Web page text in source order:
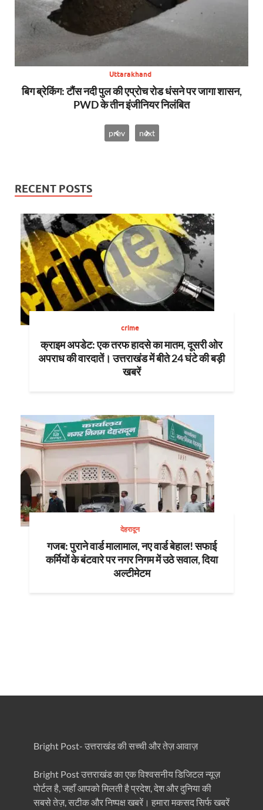
Uttarakhand
बिग ब्रेकिंग: टौंस नदी पुल की एप्रोच रोड धंसने पर जागा शासन,
PWD के तीन इंजीनियर निलंबित
prev next
RECENT POSTS
crime
क्राइम अपडेट: एक तरफ हादसे का मातम, दूसरी ओर
अपराध की वारदातें। उत्तराखंड में बीते 24 घंटे की बड़ी
खबरें
देहरादून
गजब: पुराने वार्ड मालामाल, नए वार्ड बेहाल! सफाई
कर्मियों के बंटवारे पर नगर निगम में उठे सवाल, दिया
अल्टीमेटम
Bright Post- उत्तराखंड की सच्ची और तेज़ आवाज़
Bright Post उत्तराखंड का एक विश्वसनीय डिजिटल न्यूज़
पोर्टल है, जहाँ आपको मिलती है प्रदेश, देश और दुनिया की
सबसे तेज़, सटीक और निष्पक्ष खबरें। हमारा मकसद सिर्फ खबरें